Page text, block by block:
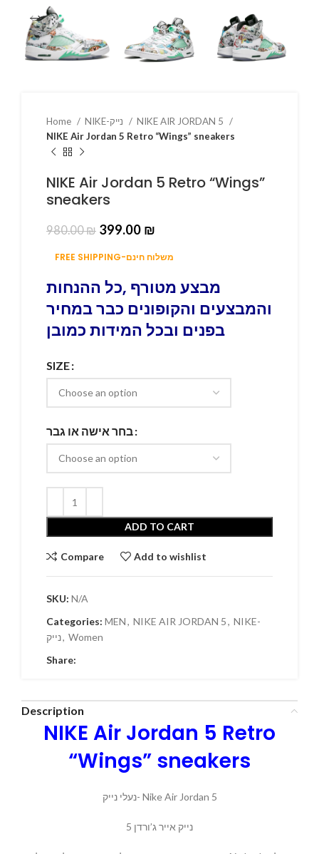
Home
NIKE AIR JORDAN 5
NIKE Air Jordan 5 Retro “Wings” sneakers
NIKE Air Jordan 5 Retro “Wings”
sneakers
980.00₪ 399.00 ₪
FREE SHIPPING-משלוח חינם
מבצע מטורף ,כל ההנחות
והמבצעים והקופונים כבר במחיר
בפנים ובכל המידות כמובן
SIZE
בחר אישה או גבר
ADD TO CART
Compare Add to wishlist
SKU: N/A
Categories: MEN, NIKE AIR JORDAN 5, NIKE-
נייק, Women
Share:
Description
NIKE Air Jordan 5 Retro
“Wings” sneakers
נעלי נייק- Nike Air Jordan 5
נייק אייר ג’ורדן 5